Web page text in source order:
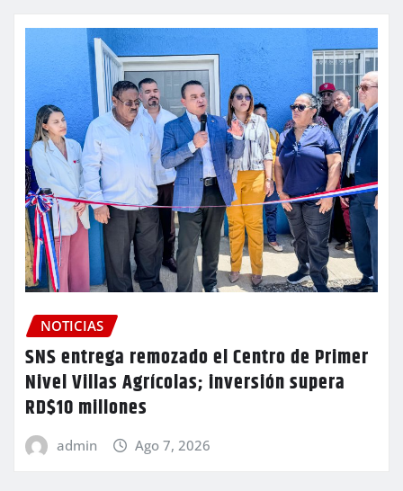
NOTICIAS
SNS entrega remozado el Centro de Primer
Nivel Villas Agrícolas; inversión supera
RD$10 millones
admin Ago 7, 2026